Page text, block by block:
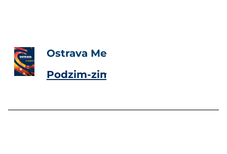
Ostrava Metropolitan Magazine
Podzim-zima 2005